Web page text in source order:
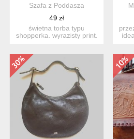
Szafa z Poddasza
49 zł
świetna torba typu
shopperka. wyrazisty print.